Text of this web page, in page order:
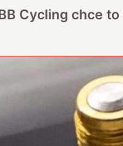
Cycling chce